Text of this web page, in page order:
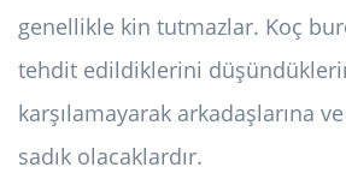
genellikle kin tutmazlar. Koç
tehdit edildiklerini
karşılamayarak arkadaşlarına
sadık olacaklardır.